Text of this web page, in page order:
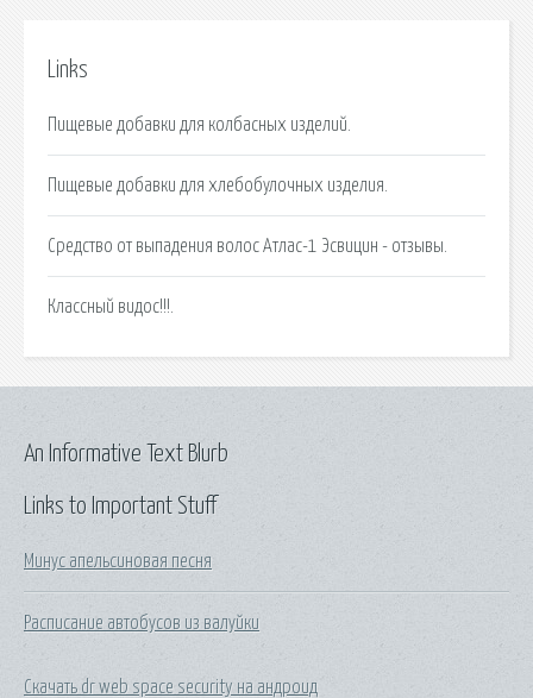
Links
Пищевые добавки для колбасных изделий.
Пищевые добавки для хлебобулочных изделия.
Средство от выпадения волос Атлас-1 Эсвицин - отзывы.
Классный видос!!!.
Links to Important Stuff
Минус апельсиновая песня
Расписание автобусов из валуйки
Скачать dr web space security на андроид
An Informative Text Blurb